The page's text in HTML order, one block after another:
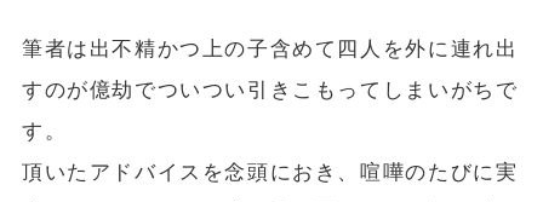
筆者は出不精かつ上の子含めて四人を外に連れ出
すのが億劫でついつい引きこもってしまいがちで
す。
頂いたアドバイスを念頭におき、喧嘩のたびに実